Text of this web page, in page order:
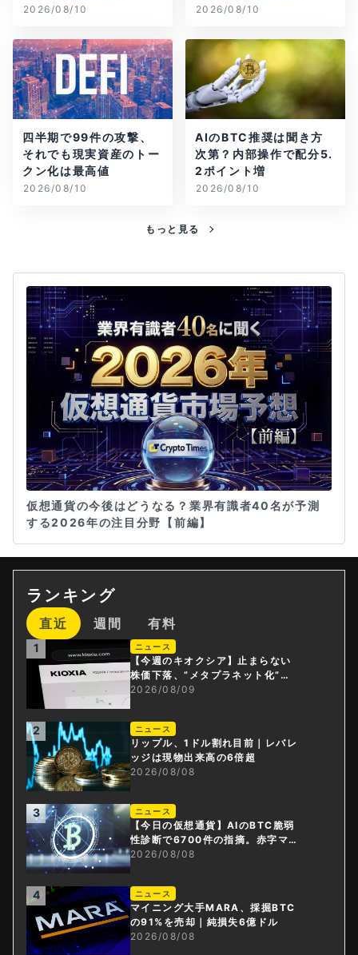
2026/08/10 2026/08/10
四半期で99件の攻撃、
それでも現実資産のトー
クン化は最高値
2026/08/10
AIのBTC推奨は聞き方
次第？内部操作で配分5.
2ポイント増
2026/08/10
もっと見る
仮想通貨の今後はどうなる？業界有識者40名が予測
する2026年の注目分野【前編】
ランキング
直近 週間 有料
1 ニュース
【今週のキオクシア】止まらない
株価下落、”メタプラネット化”の
指摘は本当？
2026/08/09
2 ニュース
リップル、1ドル割れ目前｜レバレ
ッジは現物出来高の6倍超
2026/08/08
3 ニュース
【今日の仮想通貨】AIのBTC脆弱
性診断で6700件の指摘。赤字マイ
ニング企業はAIに賭ける
2026/08/08
4 ニュース
マイニング大手MARA、採掘BTC
の91%を売却｜純損失6億ドル
2026/08/08